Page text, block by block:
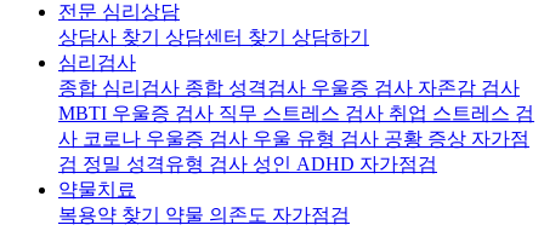
전문 심리상담
상담사 찾기 상담센터 찾기 상담하기
심리검사
종합 심리검사 종합 성격검사 우울증 검사 자존감 검사
MBTI 우울증 검사 직무 스트레스 검사 취업 스트레스 검
사 코로나 우울증 검사 우울 유형 검사 공황 증상 자가점
검 정밀 성격유형 검사 성인 ADHD 자가점검
약물치료
복용약 찾기 약물 의존도 자가점검